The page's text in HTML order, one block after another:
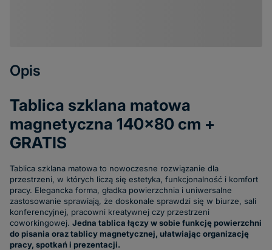
Opis
Tablica szklana matowa
magnetyczna 140x80 cm +
GRATIS
Tablica szklana matowa to nowoczesne rozwiązanie dla
przestrzeni, w których liczą się estetyka, funkcjonalność i komfort
pracy. Elegancka forma, gładka powierzchnia i uniwersalne
zastosowanie sprawiają, że doskonale sprawdzi się w biurze, sali
konferencyjnej, pracowni kreatywnej czy przestrzeni
coworkingowej. Jedna tablica łączy w sobie funkcję powierzchni
do pisania oraz tablicy magnetycznej, ułatwiając organizację
pracy, spotkań i prezentacji.